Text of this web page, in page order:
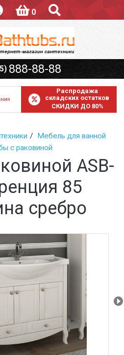
0
888-88-88
Распродажа
складских остатков
СКИДКИ ДО 80%
Мебель для ванной
с раковиной
ASB-
85
сребро